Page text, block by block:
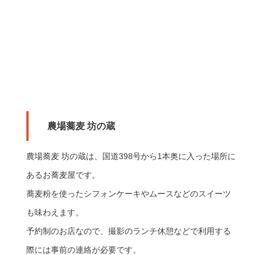
農場蕎麦 坊の蔵
農場蕎麦 坊の蔵は、国道398号から1本奥に入った場所に
あるお蕎麦屋です。
蕎麦粉を使ったシフォンケーキやムースなどのスイーツ
も味わえます。
予約制のお店なので、撮影のランチ休憩などで利用する
際には事前の連絡が必要です。